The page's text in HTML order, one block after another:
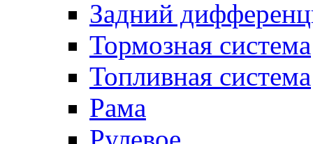
Задний
Тормозная система
Топливная система
Рама